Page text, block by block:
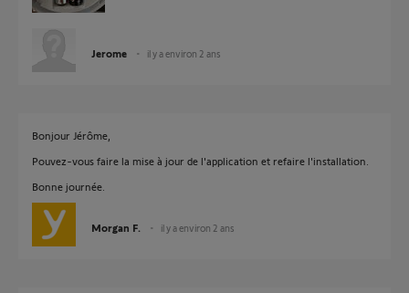
Jerome il y a environ 2 ans
Bonjour Jérôme,
Pouvez-vous faire la mise à jour de l'application et refaire l'installation.
Bonne journée.
Morgan F. il y a environ 2 ans